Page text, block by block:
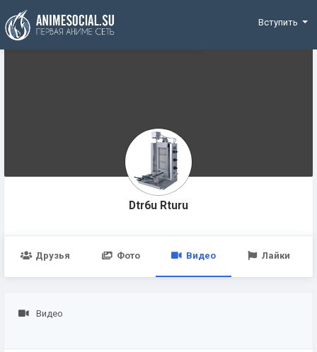
Funding
Вступить
Dtr6u Rturu
Друзья Фото Видео Лайки
Видео